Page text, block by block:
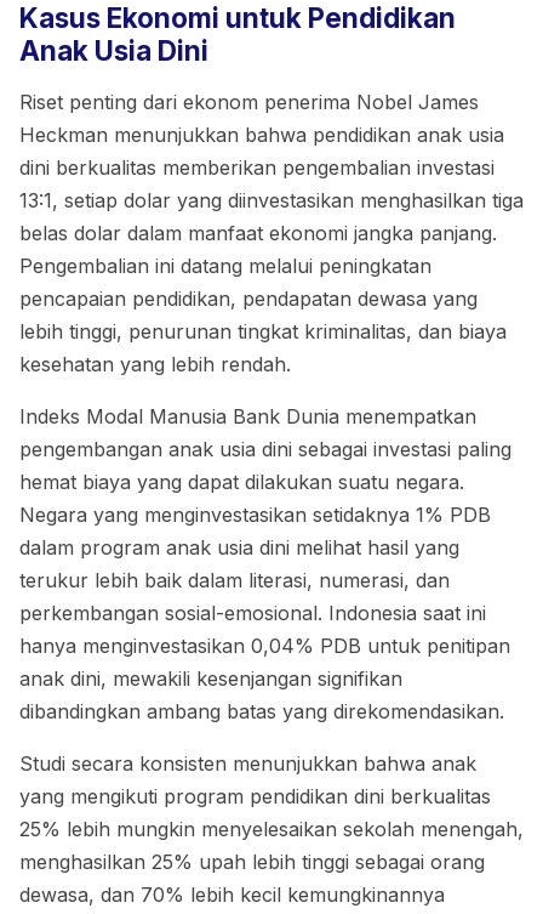
Kasus Ekonomi untuk Pendidikan
Anak Usia Dini
Riset penting dari ekonom penerima Nobel James
Heckman menunjukkan bahwa pendidikan anak usia
dini berkualitas memberikan pengembalian investasi
13:1, setiap dolar yang diinvestasikan menghasilkan tiga
belas dolar dalam manfaat ekonomi jangka panjang.
Pengembalian ini datang melalui peningkatan
pencapaian pendidikan, pendapatan dewasa yang
lebih tinggi, penurunan tingkat kriminalitas, dan biaya
kesehatan yang lebih rendah.
Indeks Modal Manusia Bank Dunia menempatkan
pengembangan anak usia dini sebagai investasi paling
hemat biaya yang dapat dilakukan suatu negara.
Negara yang menginvestasikan setidaknya 1% PDB
dalam program anak usia dini melihat hasil yang
terukur lebih baik dalam literasi, numerasi, dan
perkembangan sosial-emosional. Indonesia saat ini
hanya menginvestasikan 0,04% PDB untuk penitipan
anak dini, mewakili kesenjangan signifikan
dibandingkan ambang batas yang direkomendasikan.
Studi secara konsisten menunjukkan bahwa anak
yang mengikuti program pendidikan dini berkualitas
25% lebih mungkin menyelesaikan sekolah menengah,
menghasilkan 25% upah lebih tinggi sebagai orang
dewasa, dan 70% lebih kecil kemungkinannya